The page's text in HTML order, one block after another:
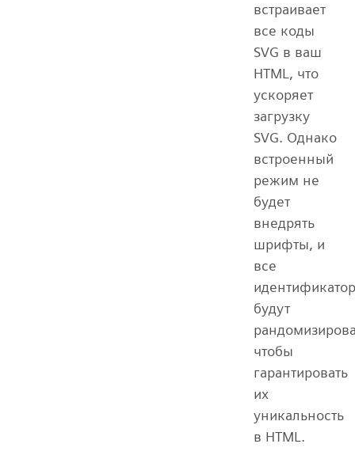
встраивает
все коды
SVG в ваш
HTML, что
ускоряет
загрузку
SVG. Однако
встроенный
режим не
будет
внедрять
шрифты, и
все
будут
чтобы
гарантировать
их
уникальность
в HTML.